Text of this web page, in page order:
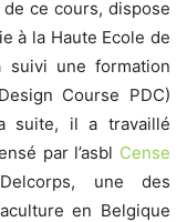
de ce cours, dispose
à la Haute Ecole de
suivi une formation
Course PDC)
suite, il a travaillé
par l’asbl Cense
une des
en Belgique